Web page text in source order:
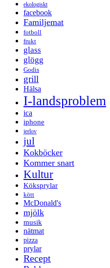
ekologiskt
facebook
Familjemat
fotboll
frukt
glass
glögg
Godis
grill
Hälsa
I-landsproblem
ica
iphone
jerlov
jul
Kokböcker
Kommer snart
Kultur
Köksprylar
kött
McDonald's
mjölk
musik
nätmat
pizza
prylar
Recept